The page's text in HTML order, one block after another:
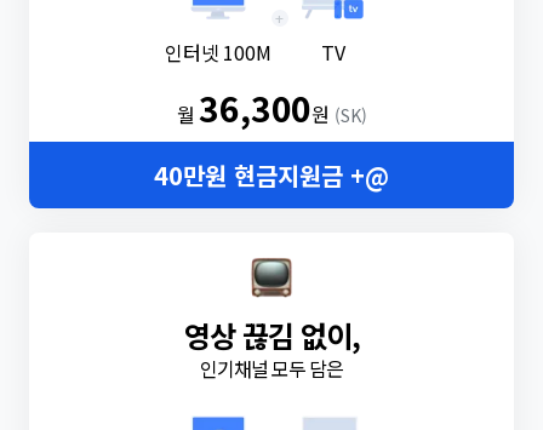
인터넷 100M
+
TV
월36,300원 (SK)
40만원 현금지원금 +@
영상 끊김 없이,
인기채널 모두 담은